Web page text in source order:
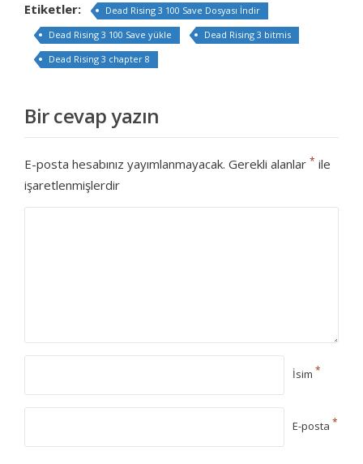
Etiketler:
Dead Rising 3 100 Save Dosyası İndir
Dead Rising 3 100 Save yükle
Dead Rising 3 bitmis
Dead Rising 3 chapter 8
Bir cevap yazın
E-posta hesabınız yayımlanmayacak. Gerekli alanlar * ile
işaretlenmişlerdir
İsim *
E-posta *